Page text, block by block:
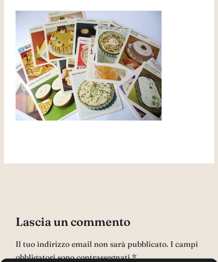
Lascia un commento
Il tuo indirizzo email non sarà pubblicato. I campi
obbligatori sono contrassegnati*